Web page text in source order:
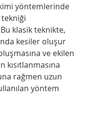
yöntemlerinde
tekniği
klasik teknikte,
kesiler oluşur
ve ekilen
kısıtlanmasına
rağmen uzun
yöntem